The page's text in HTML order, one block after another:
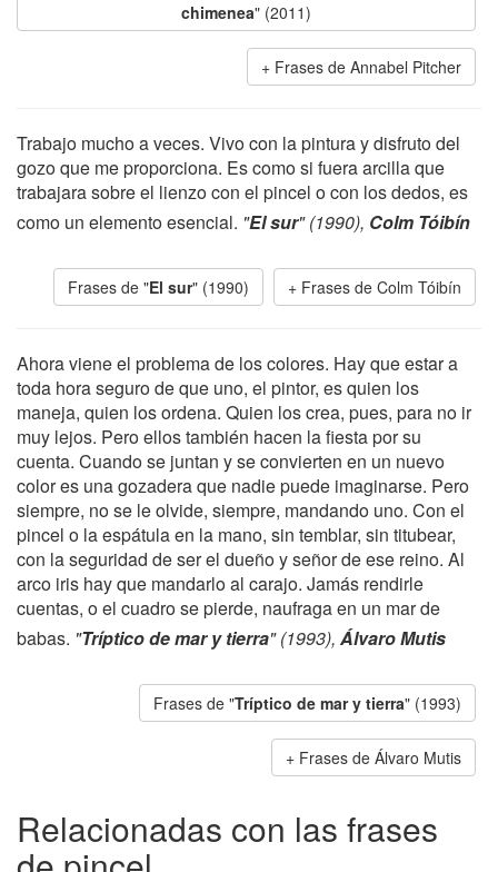
chimenea" (2011)
Frases de Annabel Pitcher
Trabajo mucho a veces. Vivo con la pintura y disfruto del
gozo que me proporciona. Es como si fuera arcilla que
trabajara sobre el lienzo con el pincel o con los dedos, es
como un elemento esencial. "El sur" (1990), Colm Tóibín
Frases de "El sur" (1990) Frases de Colm Tóibín
Ahora viene el problema de los colores. Hay que estar a
toda hora seguro de que uno, el pintor, es quien los
maneja, quien los ordena. Quien los crea, pues, para no ir
muy lejos. Pero ellos también hacen la fiesta por su
cuenta. Cuando se juntan y se convierten en un nuevo
color es una gozadera que nadie puede imaginarse. Pero
siempre, no se le olvide, siempre, mandando uno. Con el
pincel o la espátula en la mano, sin temblar, sin titubear,
con la seguridad de ser el dueño y señor de ese reino. Al
arco iris hay que mandarlo al carajo. Jamás rendirle
cuentas, o el cuadro se pierde, naufraga en un mar de
babas. "Tríptico de mar y tierra" (1993), Álvaro Mutis
Frases de "Tríptico de mar y tierra" (1993)
Frases de Álvaro Mutis
Relacionadas con las frases